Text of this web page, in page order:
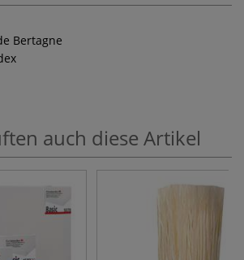
Bertagne
auch diese Artikel